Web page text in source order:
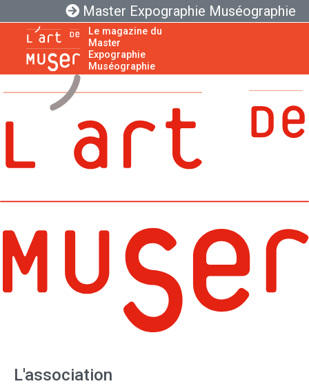
Master Expographie Muséographie
Le magazine du
Master
Expographie
Muséographie
L'association